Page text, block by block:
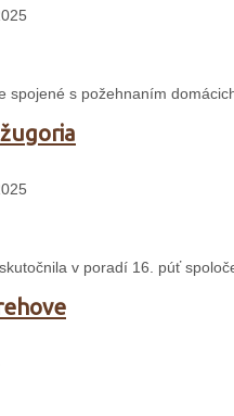
spojené s požehnaním
v poradí 16. púť